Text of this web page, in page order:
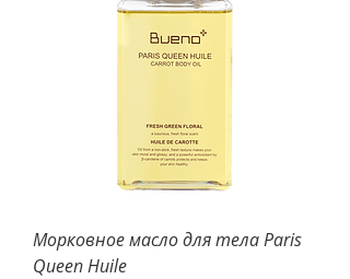
Морковное масло для тела Paris
Queen Huile